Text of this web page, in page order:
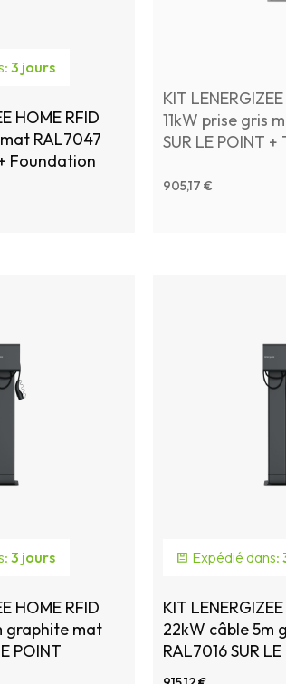
3 jours
HOME RFID
RAL7047
Foundation
KIT
11kW prise gris
SUR LE POINT
905,17 €
3 jours
HOME RFID
graphite mat
POINT
Expédié dans:
KIT
22kW câble 5m
RAL7016 SUR
Foundation